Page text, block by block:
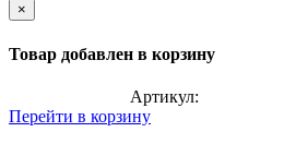
×
Товар добавлен в корзину
Артикул:
Перейти в корзину